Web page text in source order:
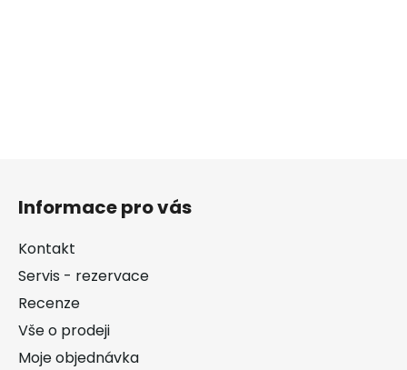
Informace pro vás
Kontakt
Servis - rezervace
Recenze
Vše o prodeji
Moje objednávka